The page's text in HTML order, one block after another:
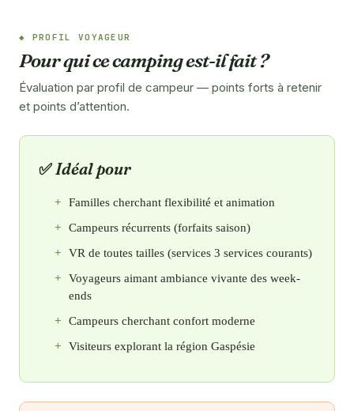
PROFIL VOYAGEUR
Pour qui ce camping est-il fait ?
Évaluation par profil de campeur — points forts à retenir
et points d’attention.
Idéal pour
Familles cherchant flexibilité et animation
Campeurs récurrents (forfaits saison)
VR de toutes tailles (services 3 services courants)
Voyageurs aimant ambiance vivante des week-
ends
Campeurs cherchant confort moderne
Visiteurs explorant la région Gaspésie